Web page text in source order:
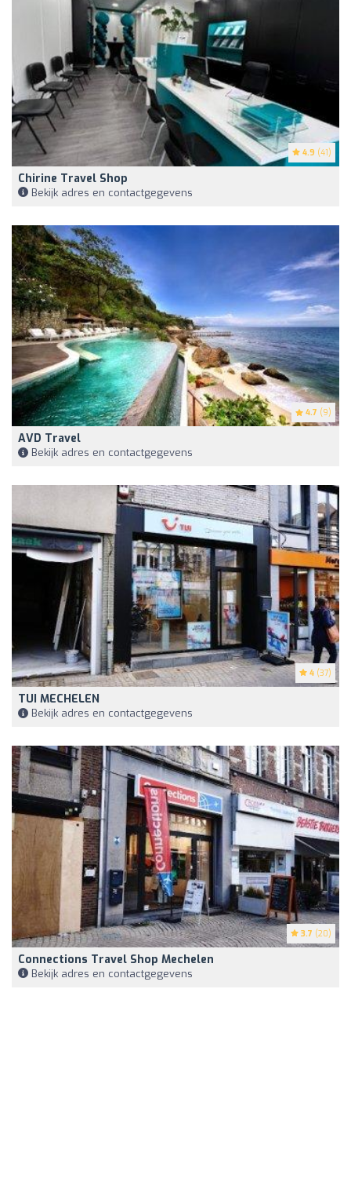
4.9 (41)
Chirine Travel Shop
Bekijk adres en contactgegevens
4.7 (9)
AVD Travel
Bekijk adres en contactgegevens
4 (37)
TUI MECHELEN
Bekijk adres en contactgegevens
3.7 (20)
Connections Travel Shop Mechelen
Bekijk adres en contactgegevens